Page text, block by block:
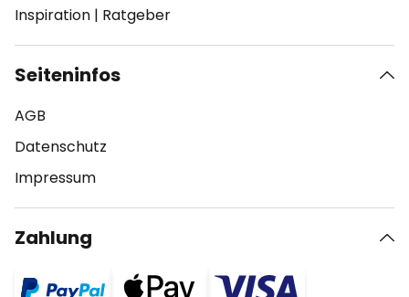
Inspiration | Ratgeber
Seiteninfos
AGB
Datenschutz
Impressum
Zahlung